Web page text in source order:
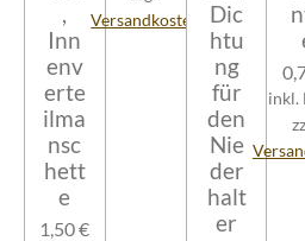
,
Inn
env
erte
ilma
nsc
hett
e
1,50 €
Versandkosten
Dic
htu
ng
für
den
Nie
der
halt
er
inkl.